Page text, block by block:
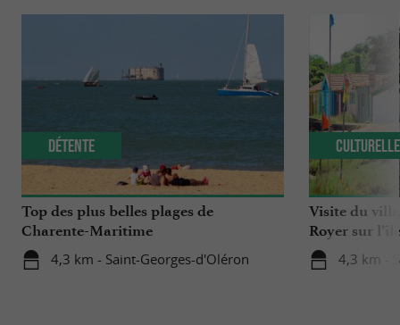
Top des plus belles plages de
Charente-Maritime
4,3 km - Saint-Georges-d'Oléron
Détente
Visite du
Royer sur
4,3 km -
Culturelle